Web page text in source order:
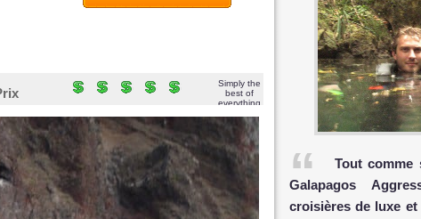
Simply the
best of
everything
Tout comme
Galapagos
croisières de luxe